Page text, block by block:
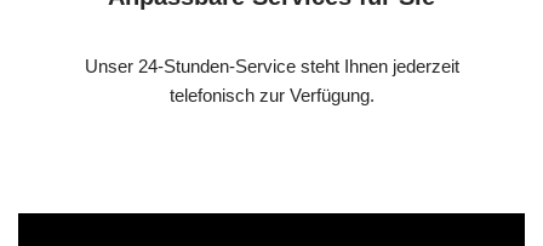
Unser 24-Stunden-Service steht Ihnen jederzeit
telefonisch zur Verfügung.